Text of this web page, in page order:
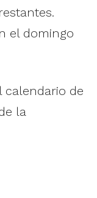
el domingo
calendario de
la